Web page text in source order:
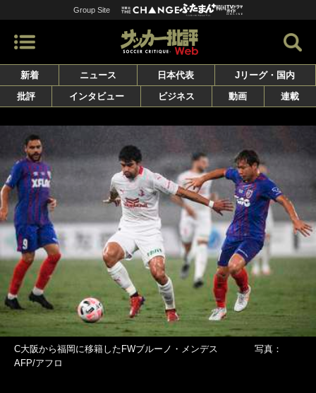
Group Site
新着 ニュース 日本代表
Jリーグ・国内
批評
インタビュー ビジネス 動画 連載
C大阪から福岡に移籍したFWブルーノ・メンデス 写真：
AFP/アフロ